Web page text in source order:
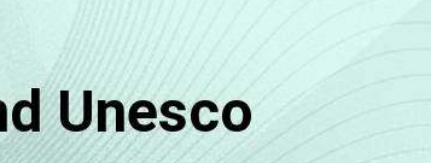
Unesco